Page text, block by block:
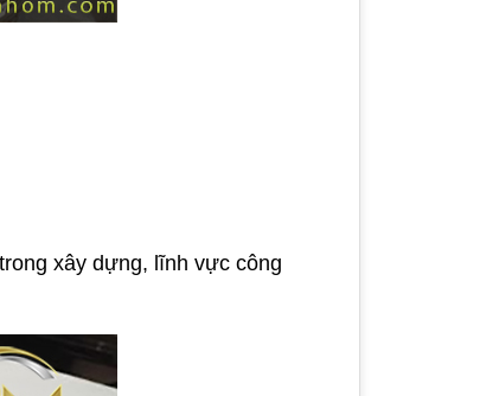
xây dựng, lĩnh vực công